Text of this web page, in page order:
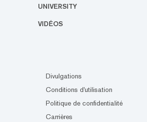
UNIVERSITY
VIDÉOS
Divulgations
Conditions d'utilisation
Politique de confidentialité
Carrières